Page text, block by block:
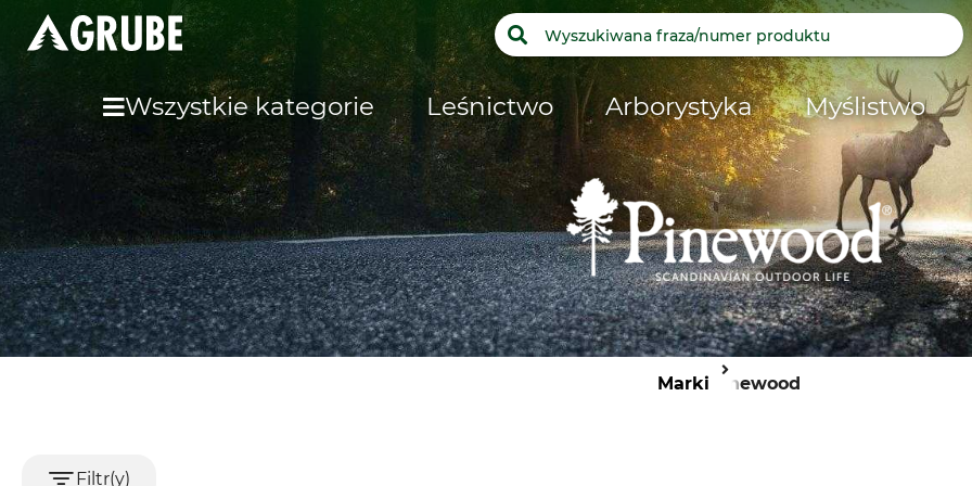
Wszystkie kategorie Leśnictwo Arborystyka Myślistwo
Marki Pinewood
Filtr(y)